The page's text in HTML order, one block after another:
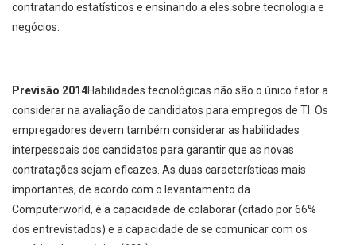
contratando estatísticos e ensinando a eles sobre tecnologia e
negócios.
Previsão 2014Habilidades tecnológicas não são o único fator a
considerar na avaliação de candidatos para empregos de TI. Os
empregadores devem também considerar as habilidades
interpessoais dos candidatos para garantir que as novas
contratações sejam eficazes. As duas características mais
importantes, de acordo com o levantamento da
Computerworld, é a capacidade de colaborar (citado por 66%
dos entrevistados) e a capacidade de se comunicar com os